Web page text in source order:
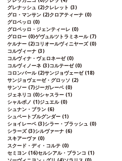
グレナッシュ (2)クレレット (3)
グロ・マンサン (2)クロアティーナ (0)
グロペッロ (0)
グロペッロ・ジェンティーレ (0)
グロロー (0)ゲヴュルツトラミネール (7)
ケルナー (2)コリオールヴィニヤーズ (0)
コルヴィーナ (3)
コルヴィナ・ヴェロネーゼ (0)
コルヴィノーネ (3)コルテーゼ (0)
コロンバール (2)サンジョヴェーゼ (18)
サンジョヴェーゼ・グロッソ (2)
サンソー (7)ジーガレーベ (0)
ジェネリコ (0)シャスラー (1)
シャルボノ (1)ジュエル (0)
シュナン・ブラン (6)
シュペートブルグンダー (1)
ショイレーベ (3)シラー・ブラッシュ (0)
シラーズ (3)シルヴァーナ (6)
スキアーヴァ (0)
スクード・ディ・コルテ (0)
セミヨン (16)セルシアル・ブランコ (1)